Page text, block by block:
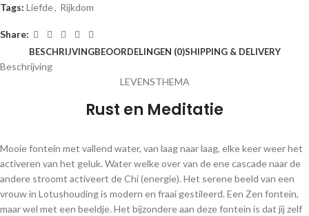
Tags: Liefde, Rijkdom
Share:
BESCHRIJVINGBEOORDELINGEN (0)SHIPPING & DELIVERY
Beschrijving
LEVENSTHEMA
Rust en Meditatie
Mooie fontein met vallend water, van laag naar laag, elke keer weer het
activeren van het geluk. Water welke over van de ene cascade naar de
andere stroomt activeert de Chi (energie). Het serene beeld van een
vrouw in Lotushouding is modern en fraai gestileerd. Een Zen fontein,
maar wel met een beeldje. Het bijzondere aan deze fontein is dat jij zelf